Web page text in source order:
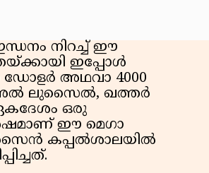
നിറച്ച് ഈ
ഇപ്പോൾ
ഡോളർ അഥവാ 4000
അൽ ലുസൈൽ, ഖത്തർ
ഒരു
ഈ മെഗാ
കപ്പൽശാലയിൽ